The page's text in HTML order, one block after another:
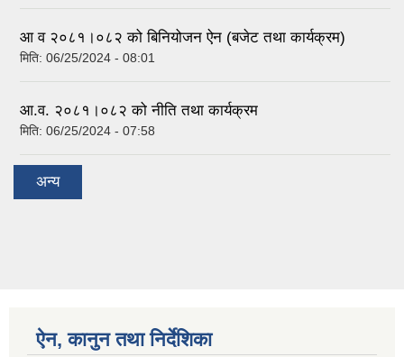
आ व २०८१।०८२ को बिनियोजन ऐन (बजेट तथा कार्यक्रम)
मिति: 06/25/2024 - 08:01
आ.व. २०८१।०८२ को नीति तथा कार्यक्रम
मिति: 06/25/2024 - 07:58
अन्य
ऐन, कानुन तथा निर्देशिका